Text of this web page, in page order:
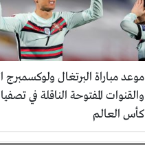
موعد مباراة البرتغال ولوكسمبرج
والقنوات المفتوحة الناقلة في
كأس العالم